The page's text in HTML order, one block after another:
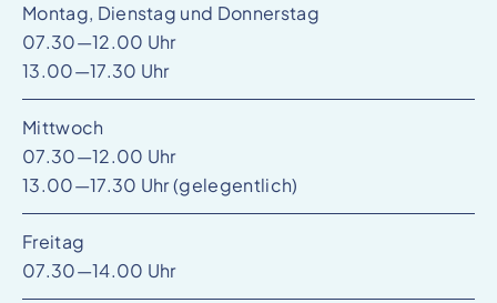
Montag, Dienstag und Donnerstag
07.30—12.00 Uhr
13.00—17.30 Uhr
Mittwoch
07.30—12.00 Uhr
13.00—17.30 Uhr (gelegentlich)
Freitag
07.30—14.00 Uhr